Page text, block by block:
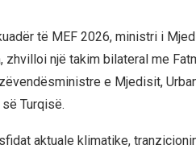
të MEF 2026, ministri i
një takim bilateral me
e Mjedisit,
Turqisë.
aktuale klimatike,